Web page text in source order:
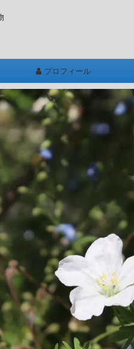
プロフィール